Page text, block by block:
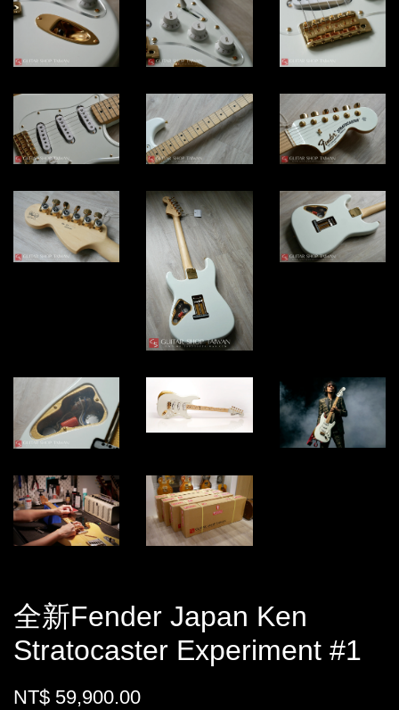
全新Fender Japan Ken
Stratocaster Experiment #1
NT$ 59,900.00